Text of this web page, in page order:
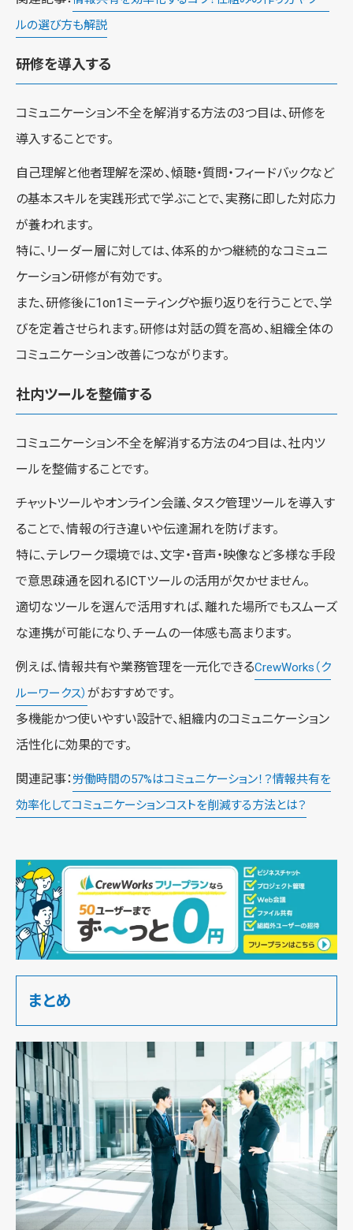
ルの選び方も解説
研修を導入する
コミュニケーション不全を解消する方法の3つ目は、研修を
導入することです。
自己理解と他者理解を深め、傾聴・質問・フィードバックなど
の基本スキルを実践形式で学ぶことで、実務に即した対応力
が養われます。
特に、リーダー層に対しては、体系的かつ継続的なコミュニ
ケーション研修が有効です。
また、研修後に1on1ミーティングや振り返りを行うことで、学
びを定着させられます。研修は対話の質を高め、組織全体の
コミュニケーション改善につながります。
社内ツールを整備する
コミュニケーション不全を解消する方法の4つ目は、社内ツ
ールを整備することです。
チャットツールやオンライン会議、タスク管理ツールを導入す
ることで、情報の行き違いや伝達漏れを防げます。
特に、テレワーク環境では、文字・音声・映像など多様な手段
で意思疎通を図れるICTツールの活用が欠かせません。
適切なツールを選んで活用すれば、離れた場所でもスムーズ
な連携が可能になり、チームの一体感も高まります。
例えば、情報共有や業務管理を一元化できるCrewWorks（ク
ルーワークス） がおすすめです。
多機能かつ使いやすい設計で、組織内のコミュニケーション
活性化に効果的です。
関連記事： 労働時間の57%はコミュニケーション！？情報共有を
効率化してコミュニケーションコストを削減する方法とは？
まとめ